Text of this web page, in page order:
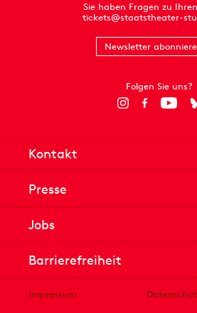
Sie haben Fragen zu
tickets@staatstheater-
Newsletter
Folgen Sie uns?
Kontakt
Presse
Jobs
Barrierefreiheit
Impressum